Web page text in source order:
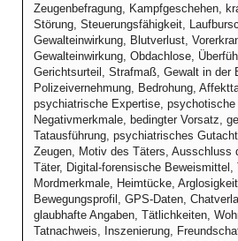
Zeugenbefragung, Kampfgeschehen,
Störung, Steuerungsfähigkeit,
Gewalteinwirkung, Blutverlust,
Gewalteinwirkung, Obdachlose,
Gerichtsurteil, Strafmaß, Gewalt in der
Polizeivernehmung, Bedrohung,
psychiatrische Expertise, psychotische
Negativmerkmale, bedingter Vorsatz,
Tatausführung, psychiatrisches
Zeugen, Motiv des Täters, Ausschluss
Täter, Digital-forensische Beweismittel,
Mordmerkmale, Heimtücke,
Bewegungsprofil, GPS-Daten,
glaubhafte Angaben, Tätlichkeiten,
Tatnachweis, Inszenierung,